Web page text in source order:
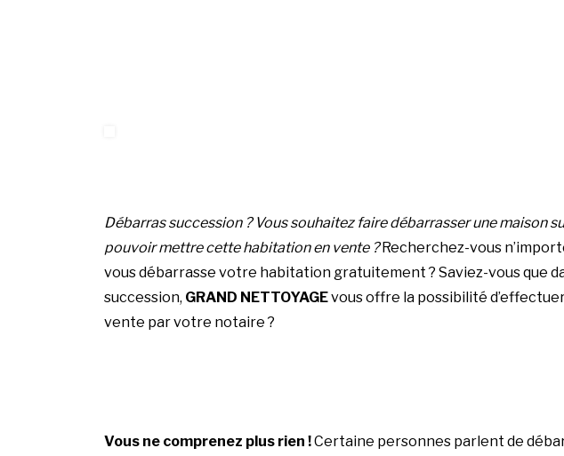
Débarras succession ? Vous souhaitez faire débarrasser une maison
pouvoir mettre cette habitation en vente ?Recherchez-vous
vous débarrasse votre habitation gratuitement ? Saviez-vous que
succession, GRAND NETTOYAGEvous offre la possibilité
vente par votre notaire ?
Vous ne comprenez plus rien !Certaine personnes parlent de